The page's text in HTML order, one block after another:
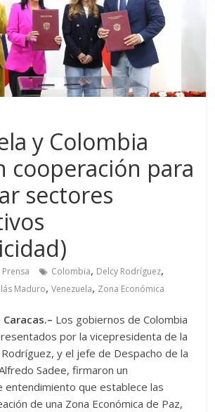
y Colombia
cooperación para
sectores
Prensa Colombia, Delcy Rodríguez,
Maduro,Venezuela, Zona Económica
Los gobiernos de Colombia
por la vicepresidenta de la
y el jefe de Despacho de la
Sadee, firmaron un
entendimiento que establece las
de una Zona Económica de Paz,